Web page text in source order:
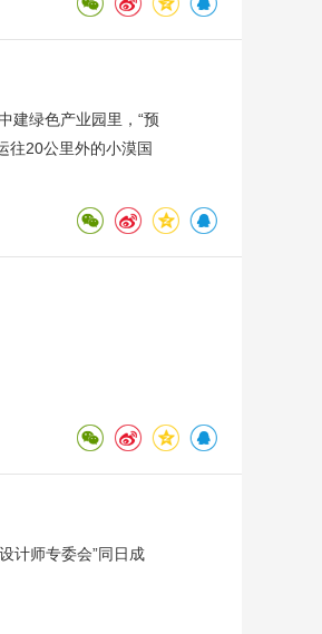
建绿色产业园里，“预
往20公里外的小漠国
计师专委会”同日成